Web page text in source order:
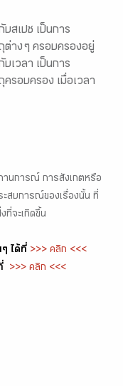
สเปซ เป็นการ
าง ๆ ครอบครองอยู่
เวลา เป็นการ
รอบครอง เมื่อเวลา
านการณ์ การสังเกตหรือ
ะสบการณ์ของเรื่องนั้น ที่
ที่จะเกิดขึ้น
ได้ที่ >>> คลิก <<<
>>> คลิก <<<